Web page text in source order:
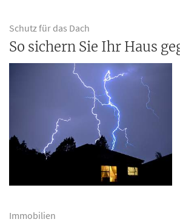
Schutz für das Dach
So sichern Sie Ihr Haus
Immobilien